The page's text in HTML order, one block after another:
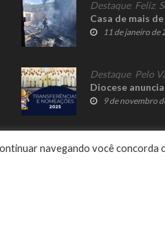
Destaque, Feliz,
Casa de mais
11 de janeiro de
Destaque, Pelo
Diocese
9 de novembro
navegando você concorda